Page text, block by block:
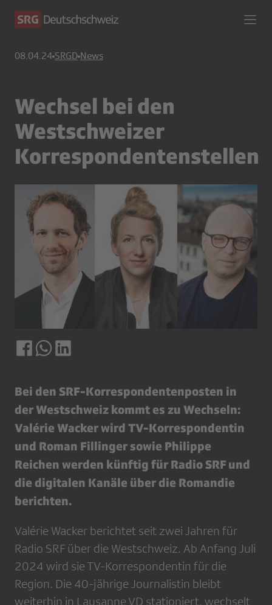
08.04.24 SRGD News
Wechsel bei den
Westschweizer
Korrespondentenstellen
Bei den SRF-Korrespondentenposten in
der Westschweiz kommt es zu Wechseln:
Valérie Wacker wird TV-Korrespondentin
und Roman Fillinger sowie Philippe
Reichen werden künftig für Radio SRF und
die digitalen Kanäle über die Romandie
berichten.
Valérie Wacker berichtet seit zwei Jahren für
Radio SRF über die Westschweiz. Ab Anfang Juli
2024 wird sie TV-Korrespondentin für die
Region. Die 40-jährige Journalistin bleibt
weiterhin in Lausanne VD stationiert, wechselt